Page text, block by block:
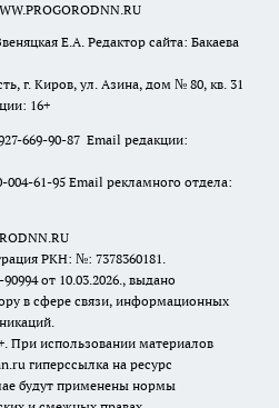
Е.А. Редактор сайта: Бакаева
г. Киров, ул. Азина, дом № 80, кв. 31
16+
669-90-87 Email редакции:
61-95 Email рекламного отдела:
РКН: №: 7378360181.
от 10.03.2026., выдано
в сфере связи, информационных
При использовании материалов
гиперссылка на ресурс
будут применены нормы